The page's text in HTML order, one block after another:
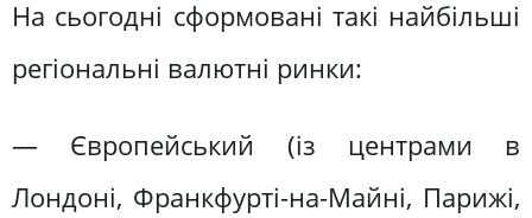
На сьогодні сформовані такі найбільші
регіональні валютні ринки:
— Європейський (із центрами в
Лондоні, Франкфурті-на-Майні, Парижі,